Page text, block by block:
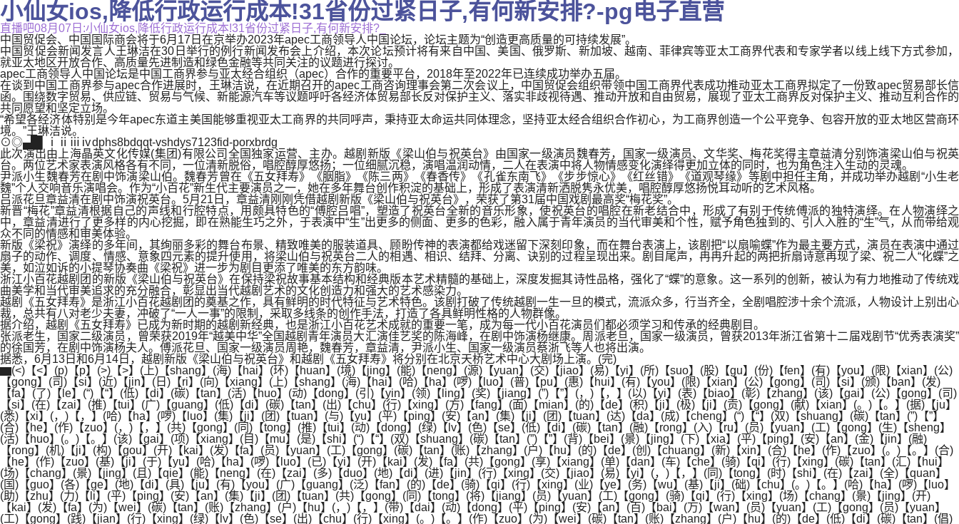
小仙女ios,降低行政运行成本!31省份过紧日子,有何新安排?-pg电子直营
直播吧08月07日:小仙女ios,降低行政运行成本!31省份过紧日子,有何新安排?_
中国贸促会、中国国际商会将于6月17日在京举办2023年apec工商领导人中国论坛，论坛主题为“创造更高质量的可持续发展”。
中国贸促会新闻发言人王琳洁在30日举行的例行新闻发布会上介绍，本次论坛预计将有来自中国、美国、俄罗斯、新加坡、越南、菲律宾等亚太工商界代表和专家学者以线上线下方式参加，
就亚太地区开放合作、高质量先进制造和绿色金融等共同关注的议题进行探讨。
apec工商领导人中国论坛是中国工商界参与亚太经合组织（apec）合作的重要平台，2018年至2022年已连续成功举办五届。
在谈到中国工商界参与apec合作进展时，王琳洁说，在近期召开的apec工商咨询理事会第二次会议上，中国贸促会组织带领中国工商界代表成功推动亚太工商界拟定了一份致apec贸易部长信
函。围绕数字贸易、供应链、贸易与气候、新能源汽车等议题呼吁各经济体贸易部长反对保护主义、落实非歧视待遇、推动开放和自由贸易，展现了亚太工商界反对保护主义、推动互利合作的
共同愿望和坚定立场。
“希望各经济体特别是今年apec东道主美国能够重视亚太工商界的共同呼声，秉持亚太命运共同体理念，坚持亚太经合组织合作初心，为工商界创造一个公平竞争、包容开放的亚太地区营商环
境。”王琳洁说。
⊙◎▄█▌ⅰⅱⅲⅳdphs8bdqqt-vshdys7123fid-porxbrdg
此次演出由上海晶英文化传媒(集团)有限公司全国独家运营、主办。越剧新版《梁山伯与祝英台》由国家一级演员魏春芳，国家一级演员、文华奖、梅花奖得主章益清分别饰演梁山伯与祝英
台。两位艺术家表演风格各有不同，一位清新脱俗，唱腔醇厚悠扬；一位细腻沉稳，演唱温润动情，二人在表演中将人物情感变化演绎得更加立体的同时，也为角色注入生动的灵魂。
尹派小生魏春芳在剧中饰演梁山伯。魏春芳曾在《五女拜寿》《胭脂》《陈三两》《春香传》《孔雀东南飞》《步步惊心》《红丝错》《道观琴缘》等剧中担任主角，并成功举办越剧“小生老
魏”个人交响音乐演唱会。作为“小百花”新生代主要演员之一，她在多年舞台创作积淀的基础上，形成了表演清新洒脱隽永优美，唱腔醇厚悠扬悦耳动听的艺术风格。
吕派花旦章益清在剧中饰演祝英台。5月21日，章益清刚刚凭借越剧新版《梁山伯与祝英台》，荣获了第31届中国戏剧最高奖“梅花奖”。
新晋“梅花”章益清根据自己的声线和行腔特点，用颇具特色的“傅腔吕唱”，塑造了祝英台全新的音乐形象，使祝英台的唱腔在新老结合中，形成了有别于传统傅派的独特演绎。在人物演绎之
中，章益清进行了更多样的内心挖掘，即在熟能生巧之外，于表演中“生”出更多的侧面、更多的色彩，融入属于青年演员的当代审美和个性，赋予角色独到的、引人入胜的“生”气，从而带给观
众不同的情感和审美体验。
新版《梁祝》演绎的多年间，其绚丽多彩的舞台布景、精致唯美的服装道具、顾盼传神的表演都给戏迷留下深刻印象，而在舞台表演上，该剧把“以扇喻蝶”作为最主要方式，演员在表演中通过
扇子的动作、调度、情感、意象四元素的提升使用，将梁山伯与祝英台二人的相遇、相识、结拜、分离、诀别的过程呈现出来。剧目尾声，冉冉升起的两把折扇诗意再现了梁、祝二人“化蝶”之
美，如泣如诉的小提琴协奏曲《梁祝》进一步为剧目更添了唯美的东方韵味。
浙江小百花越剧团的新版《梁山伯与祝英台》在保持梁祝故事基本结构和经典版本艺术精髓的基础上，深度发掘其诗性品格，强化了“蝶”的意象。这一系列的创新，被认为有力地推动了传统戏
曲美学和当代审美追求的充分融合，彰显出当代越剧艺术的文化创造力和强大的艺术感染力。
越剧《五女拜寿》是浙江小百花越剧团的奠基之作，具有鲜明的时代特征与艺术特色。该剧打破了传统越剧一生一旦的模式，流派众多，行当齐全，全剧唱腔涉十余个流派，人物设计上别出心
裁，总共有八对老少夫妻，冲破了“一人一事”的限制，采取多线条的创作手法，打造了各具鲜明性格的人物群像。
据介绍，越剧《五女拜寿》已成为新时期的越剧新经典，也是浙江小百花艺术成就的重要一笔，成为每一代小百花演员们都必须学习和传承的经典剧目。
张派老生，国家二级演员，曾荣获2019年“越美中华”全国越剧青年演员大汇演佳艺奖的陈海峰，在剧中饰演杨继康。周派老旦，国家一级演员，曾获2013年浙江省第十二届戏剧节“优秀表演奖”
的徐国芳，在剧中饰演杨夫人。傅派花旦、国家一级演员周艳，魏春芳，章益清，尹派小生、国家一级演员蔡浙飞等人也将出演。
据悉，6月13日和6月14日，越剧新版《梁山伯与祝英台》和越剧《五女拜寿》将分别在北京天桥艺术中心大剧场上演。(完)
▆(<)【<】(p)【p】(>)【>】(上)【shang】(海)【hai】(环)【huan】(境)【jing】(能)【neng】(源)【yuan】(交)【jiao】(易)【yi】(所)【suo】(股)【gu】(份)【fen】(有)【you】(限)【xian】(公)
【gong】(司)【si】(近)【jin】(日)【ri】(向)【xiang】(上)【shang】(海)【hai】(哈)【ha】(啰)【luo】(普)【pu】(惠)【hui】(有)【you】(限)【xian】(公)【gong】(司)【si】(颁)【ban】(发)
【fa】(了)【le】(“)【“】(低)【di】(碳)【tan】(活)【huo】(动)【dong】(引)【yin】(领)【ling】(奖)【jiang】(”)【”】(，)【，】(以)【yi】(表)【biao】(彰)【zhang】(该)【gai】(公)【gong】(司)
【si】(在)【zai】(推)【tui】(广)【guang】(低)【di】(碳)【tan】(出)【chu】(行)【xing】(方)【fang】(面)【mian】(的)【de】(积)【ji】(极)【ji】(贡)【gong】(献)【xian】(。)【。】(据)【ju】
(悉)【xi】(，)【，】(哈)【ha】(啰)【luo】(集)【ji】(团)【tuan】(与)【yu】(平)【ping】(安)【an】(集)【ji】(团)【tuan】(达)【da】(成)【cheng】(“)【“】(双)【shuang】(碳)【tan】(”)【”】
(合)【he】(作)【zuo】(，)【，】(共)【gong】(同)【tong】(推)【tui】(动)【dong】(绿)【lv】(色)【se】(低)【di】(碳)【tan】(融)【rong】(入)【ru】(员)【yuan】(工)【gong】(生)【sheng】
(活)【huo】(。)【。】(该)【gai】(项)【xiang】(目)【mu】(是)【shi】(“)【“】(双)【shuang】(碳)【tan】(”)【”】(背)【bei】(景)【jing】(下)【xia】(平)【ping】(安)【an】(金)【jin】(融)
【rong】(机)【ji】(构)【gou】(开)【kai】(发)【fa】(员)【yuan】(工)【gong】(碳)【tan】(账)【zhang】(户)【hu】(的)【de】(创)【chuang】(新)【xin】(合)【he】(作)【zuo】(。)【。】(合)
【he】(作)【zuo】(基)【ji】(于)【yu】(哈)【ha】(啰)【luo】(已)【yi】(开)【kai】(发)【fa】(共)【gong】(享)【xiang】(单)【dan】(车)【che】(骑)【qi】(行)【xing】(碳)【tan】(汇)【hui】
(场)【chang】(景)【jing】(且)【qie】(能)【neng】(在)【zai】(多)【duo】(地)【di】(进)【jin】(行)【xing】(交)【jiao】(易)【yi】(，)【，】(同)【tong】(时)【shi】(在)【zai】(全)【quan】
(国)【guo】(各)【ge】(地)【di】(具)【ju】(有)【you】(广)【guang】(泛)【fan】(的)【de】(骑)【qi】(行)【xing】(业)【ye】(务)【wu】(基)【ji】(础)【chu】(。)【。】(哈)【ha】(啰)【luo】
(助)【zhu】(力)【li】(平)【ping】(安)【an】(集)【ji】(团)【tuan】(共)【gong】(同)【tong】(将)【jiang】(员)【yuan】(工)【gong】(骑)【qi】(行)【xing】(场)【chang】(景)【jing】(开)
【kai】(发)【fa】(为)【wei】(碳)【tan】(账)【zhang】(户)【hu】(，)【，】(带)【dai】(动)【dong】(平)【ping】(安)【an】(百)【bai】(万)【wan】(员)【yuan】(工)【gong】(员)【yuan】
(工)【gong】(践)【jian】(行)【xing】(绿)【lv】(色)【se】(出)【chu】(行)【xing】(。)【。】(作)【zuo】(为)【wei】(碳)【tan】(账)【zhang】(户)【hu】(的)【de】(低)【di】(碳)【tan】(倡)